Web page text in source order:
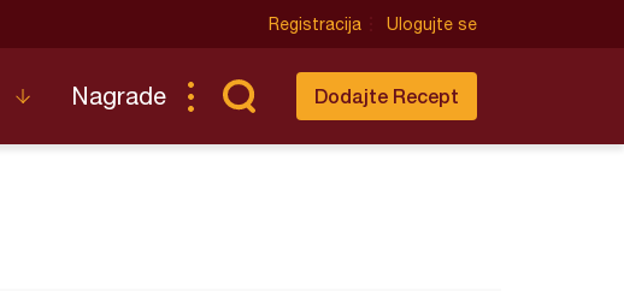
Registracija Ulogujte se
Nagrade Dodajte Recept